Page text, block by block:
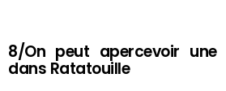
8/On peut apercevoir
dans Ratatouille